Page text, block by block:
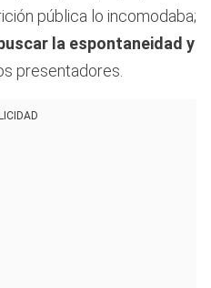
pública lo incomodaba;
buscar la espontaneidad y
presentadores.